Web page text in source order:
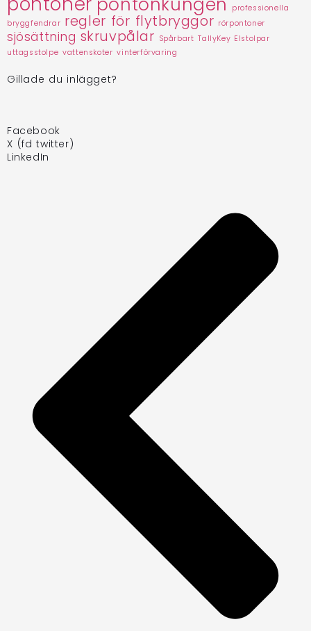
professionella
bryggfendrar regler för flytbryggor rörpontoner
sjösättning skruvpålar Spårbart TallyKey Elstolpar
uttagsstolpe vattenskoter vinterförvaring
Gillade du inlägget?
Facebook
X (fd twitter)
LinkedIn